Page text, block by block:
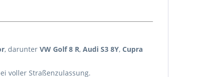
, darunter VW Golf 8 R, Audi S3 8Y, Cupra
voller Straßenzulassung.